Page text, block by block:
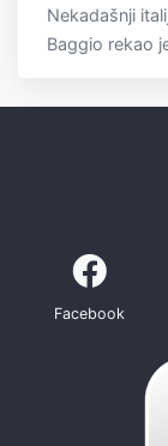
Nekadašnji
Baggio rekao
Facebook